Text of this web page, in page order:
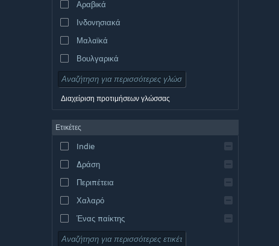
Αραβικά
Ινδονησιακά
Μαλαϊκά
Βουλγαρικά
Τσεχικά
Δανικά
Αγγλικά
Ισπανικά – Ισπανία
Ισπανικά – Λατινική Αμερική
Διαχείριση προτιμήσεων γλώσσας
Ετικέτες
Indie
Δράση
Περιπέτεια
Χαλαρό
Ένας παίκτης
Προσομοίωση